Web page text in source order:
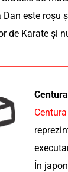
este roșu
de Karate și
În